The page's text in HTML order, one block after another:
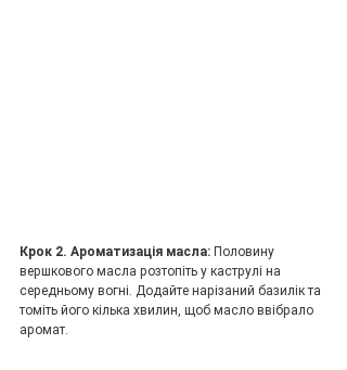
Крок 2. Ароматизація масла: Половину
вершкового масла розтопіть у каструлі на
середньому вогні. Додайте нарізаний базилік та
томіть його кілька хвилин, щоб масло ввібрало
аромат.